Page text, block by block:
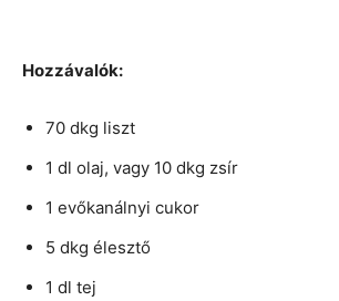
Hozzávalók:
70 dkg liszt
1 dl olaj, vagy 10 dkg zsír
1 evőkanálnyi cukor
5 dkg élesztő
1 dl tej